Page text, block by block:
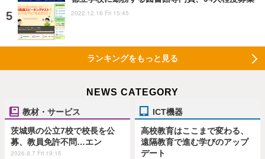
2022.12.16 Fri 15:45
ランキングをもっと見る
NEWS CATEGORY
教材・サービス
茨城県の公立7校で校長を公
募、教員免許不問…エン
2026.8.7 Fri 19:15
ICT機器
高校教育はここまで変わる、
遠隔教育で進む学びのアップ
デート